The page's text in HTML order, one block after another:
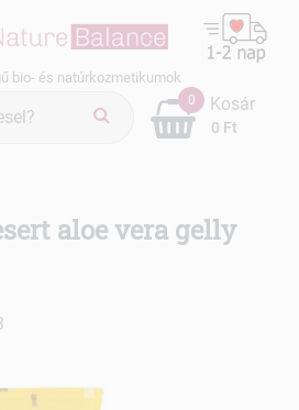
bio- és natúrkozmetikumok
0
0 Ft
Kosár
aloe vera gelly